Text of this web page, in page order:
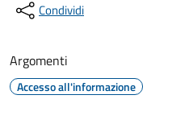
Condividi
Argomenti
Accesso all'informazione